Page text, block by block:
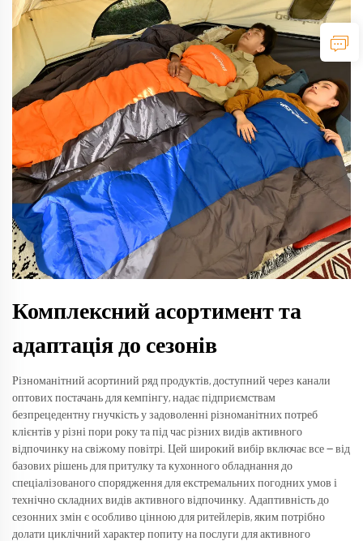
Комплексний асортимент та
адаптація до сезонів
Різноманітний асортиний ряд продуктів, доступний через канали
оптових постачань для кемпінгу, надає підприємствам
безпрецедентну гнучкість у задоволенні різноманітних потреб
клієнтів у різні пори року та під час різних видів активного
відпочинку на свіжому повітрі. Цей широкий вибір включає все — від
базових рішень для притулку та кухонного обладнання до
спеціалізованого спорядження для екстремальних погодних умов і
технічно складних видів активного відпочинку. Адаптивність до
сезонних змін є особливо цінною для ритейлерів, яким потрібно
долати циклічний характер попиту на послуги для активного